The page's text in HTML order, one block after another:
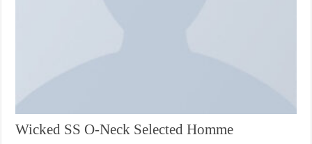
Wicked SS O-Neck Selected Homme